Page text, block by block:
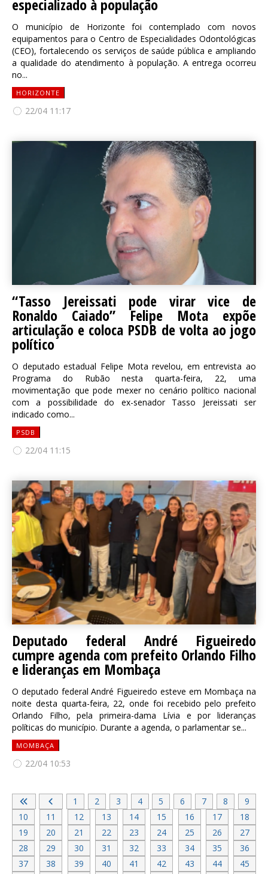
especializado à população
O município de Horizonte foi contemplado com novos
equipamentos para o Centro de Especialidades Odontológicas
(CEO), fortalecendo os serviços de saúde pública e ampliando
a qualidade do atendimento à população. A entrega ocorreu
no...
HORIZONTE
22/04 11:17
“Tasso Jereissati pode virar vice de
Ronaldo Caiado” Felipe Mota expõe
articulação e coloca PSDB de volta ao jogo
político
O deputado estadual Felipe Mota revelou, em entrevista ao
Programa do Rubão nesta quarta-feira, 22, uma
movimentação que pode mexer no cenário político nacional
com a possibilidade do ex-senador Tasso Jereissati ser
indicado como...
PSDB
22/04 11:15
Deputado federal André Figueiredo
cumpre agenda com prefeito Orlando Filho
e lideranças em Mombaça
O deputado federal André Figueiredo esteve em Mombaça na
noite desta quarta-feira, 22, onde foi recebido pelo prefeito
Orlando Filho, pela primeira-dama Lívia e por lideranças
políticas do município. Durante a agenda, o parlamentar se...
MOMBAÇA
22/04 10:53
1 2 3 4 5 6 7 8
9
10
11 12 13 14 15 16 17
18
19
20 21 22 23 24 25 26
27
28
29 30 31 32 33 34 35
36
37
38 39 40 41 42 43 44
45